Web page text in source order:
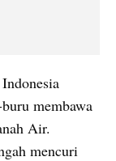
Air.
mencuri